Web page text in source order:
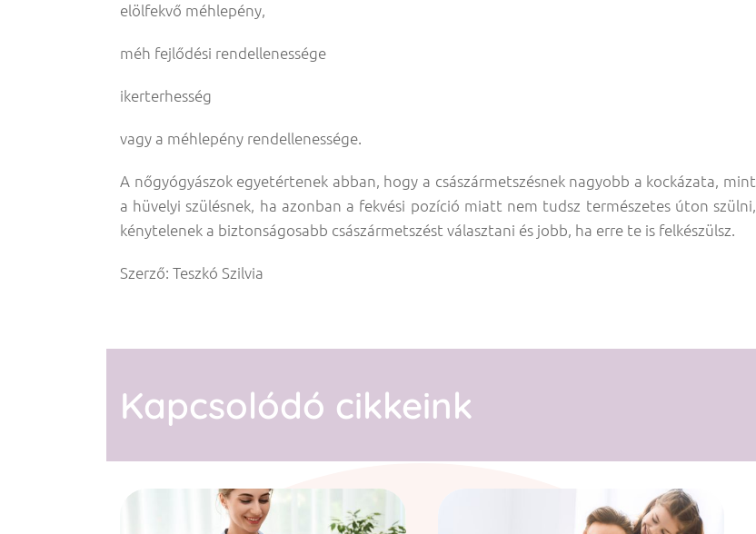
elölfekvő méhlepény,
méh fejlődési rendellenessége
ikerterhesség
vagy a méhlepény rendellenessége.
A nőgyógyászok egyetértenek abban, hogy a császármetszésnek nagyobb a kockázata, mint
a hüvelyi szülésnek, ha azonban a fekvési pozíció miatt nem tudsz természetes úton szülni,
kénytelenek a biztonságosabb császármetszést választani és jobb, ha erre te is felkészülsz.
Szerző: Teszkó Szilvia
Kapcsolódó cikkeink